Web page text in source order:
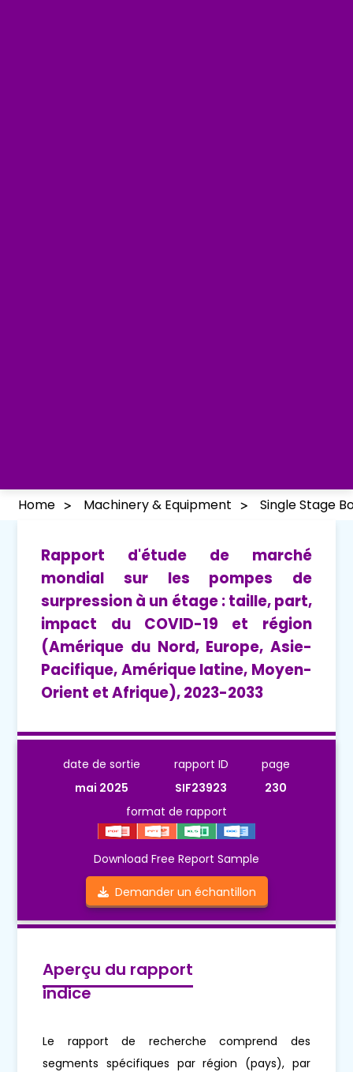
Home Machinery & Equipment Single Stage
Rapport d'étude de marché
mondial sur les pompes de
surpression à un étage : taille, part,
impact du COVID-19 et région
(Amérique du Nord, Europe, Asie-
Pacifique, Amérique latine, Moyen-
Orient et Afrique), 2023-2033
date de sortie
mai 2025
rapport ID
SIF23923
page
230
format de rapport
Download Free Report Sample
Demander un échantillon
Aperçu du rapport
indice
Le rapport de recherche comprend des
segments spécifiques par région (pays), par